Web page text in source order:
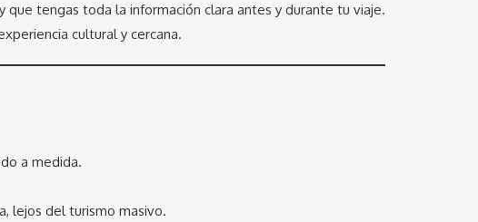
tengas toda la información clara antes y durante tu viaje.
cultural y cercana.
a medida.
lejos del turismo masivo.